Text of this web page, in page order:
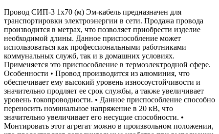
Провод СИП-3 1х70 (м) Эм-кабель предназначен для
транспортировки электроэнергии в сети. Продажа провода
производится в метрах, что позволяет приобрести изделие
необходимой длины. Данное приспособление может
использоваться как профессиональными работниками
коммунальных служб, так и в домашних условиях.
Применяется это приспособление в термоэлектродной сфере.
Особенности • Провод производится из алюминия, что
обеспечивает ему высокий уровень износоустойчивости и
значительно продляет ее срок службы, а также увеличивает
уровень токопроводности. • Данное приспособление способно
переносить номинальное напряжение в 20 кВ, что
значительно увеличивает его несущие способности. •
Монтировать этот агрегат можно в произвольном положении,